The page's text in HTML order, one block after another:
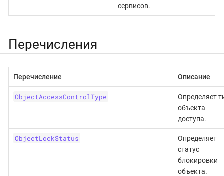
сервисов.
Перечисления
Перечисление Описание
ObjectAccessControlType
Определяет
объекта
доступа.
ObjectLockStatus
Определяет
статус
блокировки
объекта.